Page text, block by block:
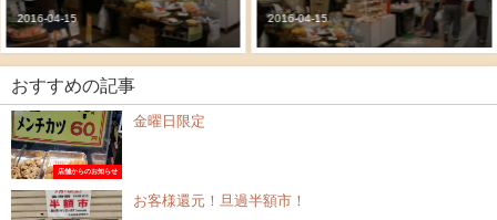
2016-04-15 2016-04-15
おすすめの記事
店舗からのお知らせ
金曜日限定
お客様還元！旦過半額市！